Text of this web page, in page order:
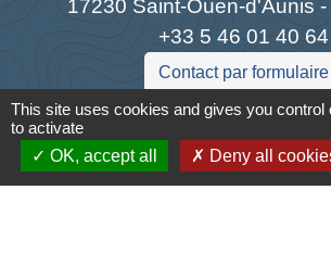
17230 Saint-Ouen-d'Aunis
+33 5 46 01 40 64
Contact par formulaire
This site uses cookies and gives you control
to activate
OK, accept all
Deny all